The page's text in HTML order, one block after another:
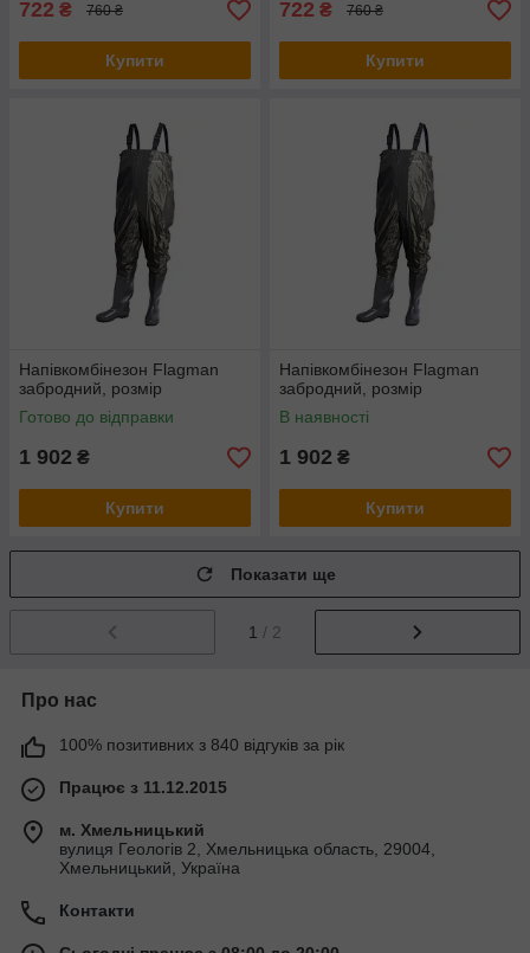
722 ₴ 760 ₴
Купити
722 ₴ 760 ₴
Купити
Напівкомбінезон Flagman
забродний, розмір
Готово до відправки
1 902 ₴
Купити
Напівкомбінезон Flagman
забродний, розмір
В наявності
1 902 ₴
Купити
Показати ще
1 / 2
Про нас
100% позитивних з 840 відгуків за рік
Працює з 11.12.2015
м. Хмельницький
вулиця Геологів 2, Хмельницька область, 29004,
Хмельницький, Україна
Контакти